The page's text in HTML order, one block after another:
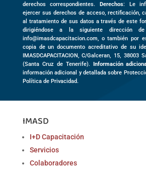
derechos correspondientes. Derechos: Le
ejercer sus derechos de acceso, rectificación,
al tratamiento de sus datos a través de este
dirigiéndose a la siguiente dirección de
info@imasdcapacitacion.com, o también por
copia de un documento acreditativo de su
IMASDCAPACITACION,C/Galceran, 15, 38003
(Santa Cruz de Tenerife).Información
información adicional y detallada sobre
Política de Privacidad.
IMASD
I+D Capacitación
Servicios
Colaboradores